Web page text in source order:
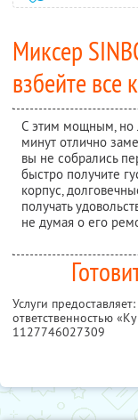
Миксер
взбейте все
С этим мощным, но
минут отлично
вы не собрались
быстро получите
корпус,
получать
не думая о его
Услуги
ответственностью
1127746027309